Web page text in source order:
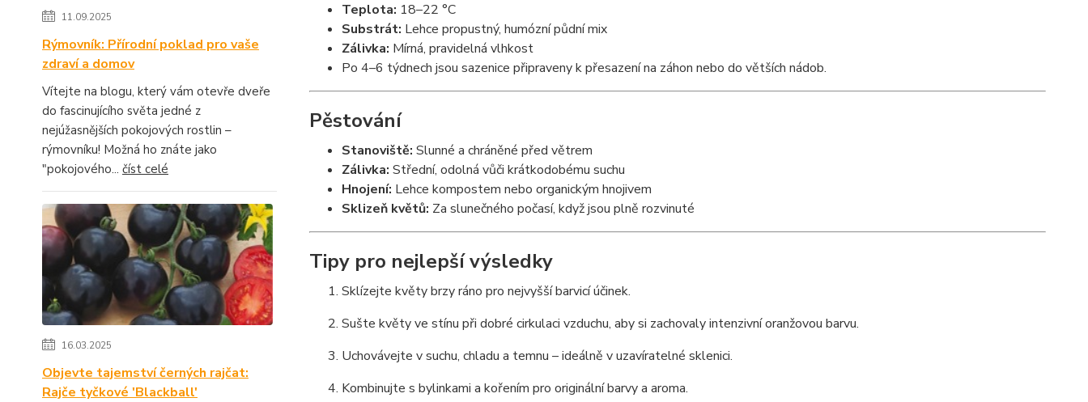
11.09.2025
Rýmovník: Přírodní poklad pro vaše
zdraví a domov
Vítejte na blogu, který vám otevře dveře
do fascinujícího světa jedné z
nejúžasnějších pokojových rostlin –
rýmovníku! Možná ho znáte jako
"pokojového... číst celé
16.03.2025
Objevte tajemství černých rajčat:
Rajče tyčkové 'Blackball'
Teplota: 18–22 °C
Substrát: Lehce propustný, humózní půdní mix
Zálivka: Mírná, pravidelná vlhkost
Po 4–6 týdnech jsou sazenice připraveny k přesazení na záhon nebo do větších nádob.
Pěstování
Stanoviště: Slunné a chráněné před větrem
Zálivka: Střední, odolná vůči krátkodobému suchu
Hnojení: Lehce kompostem nebo organickým hnojivem
Sklizeň květů: Za slunečného počasí, když jsou plně rozvinuté
Tipy pro nejlepší výsledky
Sklízejte květy brzy ráno pro nejvyšší barvicí účinek.
Sušte květy ve stínu při dobré cirkulaci vzduchu, aby si zachovaly intenzivní oranžovou barvu.
Uchovávejte v suchu, chladu a temnu – ideálně v uzavíratelné sklenici.
Kombinujte s bylinkami a kořením pro originální barvy a aroma.